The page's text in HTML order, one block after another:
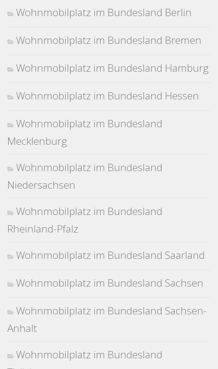
Wohnmobilplatz im Bundesland Berlin
Wohnmobilplatz im Bundesland Bremen
Wohnmobilplatz im Bundesland Hamburg
Wohnmobilplatz im Bundesland Hessen
Wohnmobilplatz im Bundesland
Mecklenburg
Wohnmobilplatz im Bundesland
Niedersachsen
Wohnmobilplatz im Bundesland
Rheinland-Pfalz
Wohnmobilplatz im Bundesland Saarland
Wohnmobilplatz im Bundesland Sachsen
Wohnmobilplatz im Bundesland Sachsen-
Anhalt
Wohnmobilplatz im Bundesland